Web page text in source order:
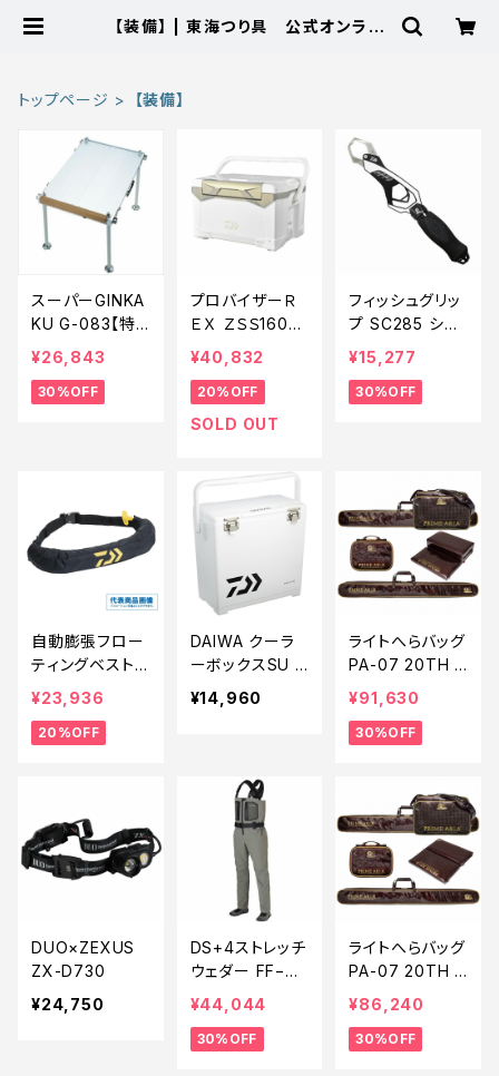
【装備】 | 東海つり具 公式オンライ
トップページ 【装備】
スーパーGINKA
KU G-083【特
価装備】【30】
¥26,843
30%OFF
プロバイザーＲ
ＥＸ ＺＳＳ1600
ゴールド【特価装
備】【20】
¥40,832
20%OFF
SOLD OUT
フィッシュグリッ
プ SC285 シル
バー【特価装備】
【30】
¥15,277
30%OFF
自動膨張フロー
ティングベスト
DF-2724JM ブ
ラック フリー【特
価装備】【20】
¥23,936
20%OFF
DAIWA クーラ
ーボックスSU 7
00
¥14,960
ライトへらバッグ
PA-07 20TH A
NNIVERSARY
Cセット【特価装
備】【30】
¥91,630
30%OFF
DUO×ZEXUS
ZX-D730
¥24,750
DS+4ストレッチ
ウェダー FF−00
0V 灰 ML【特価
装備】【30】
¥44,044
30%OFF
ライトへらバッグ
PA-07 20TH A
NNIVERSARY
Aセット【特価装
備】【30】
¥86,240
30%OFF